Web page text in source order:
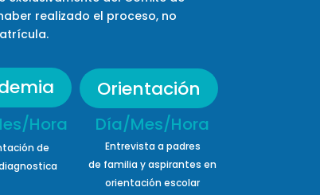
realizado el proceso, no
Orientación
Hora Día/Mes/Hora
de
Entrevista a padres
de familia y aspirantes en
orientación escolar